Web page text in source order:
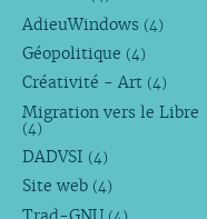
AdieuWindows (4)
Géopolitique (4)
Créativité - Art (4)
Migration vers le Libre
(4)
DADVSI (4)
Site web (4)